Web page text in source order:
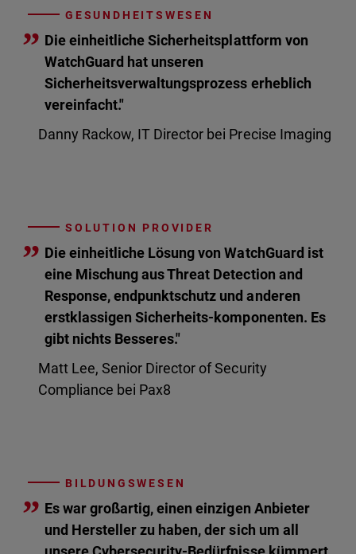
GESUNDHEITSWESEN
” Die einheitliche Sicherheitsplattform von
WatchGuard hat unseren
Sicherheitsverwaltungsprozess erheblich
vereinfacht."
Danny Rackow, IT Director bei Precise Imaging
SOLUTION PROVIDER
” Die einheitliche Lösung von WatchGuard ist
eine Mischung aus Threat Detection and
Response, endpunktschutz und anderen
erstklassigen Sicherheits-komponenten. Es
gibt nichts Besseres."
Matt Lee, Senior Director of Security
Compliance bei Pax8
BILDUNGSWESEN
” Es war großartig, einen einzigen Anbieter
und Hersteller zu haben, der sich um all